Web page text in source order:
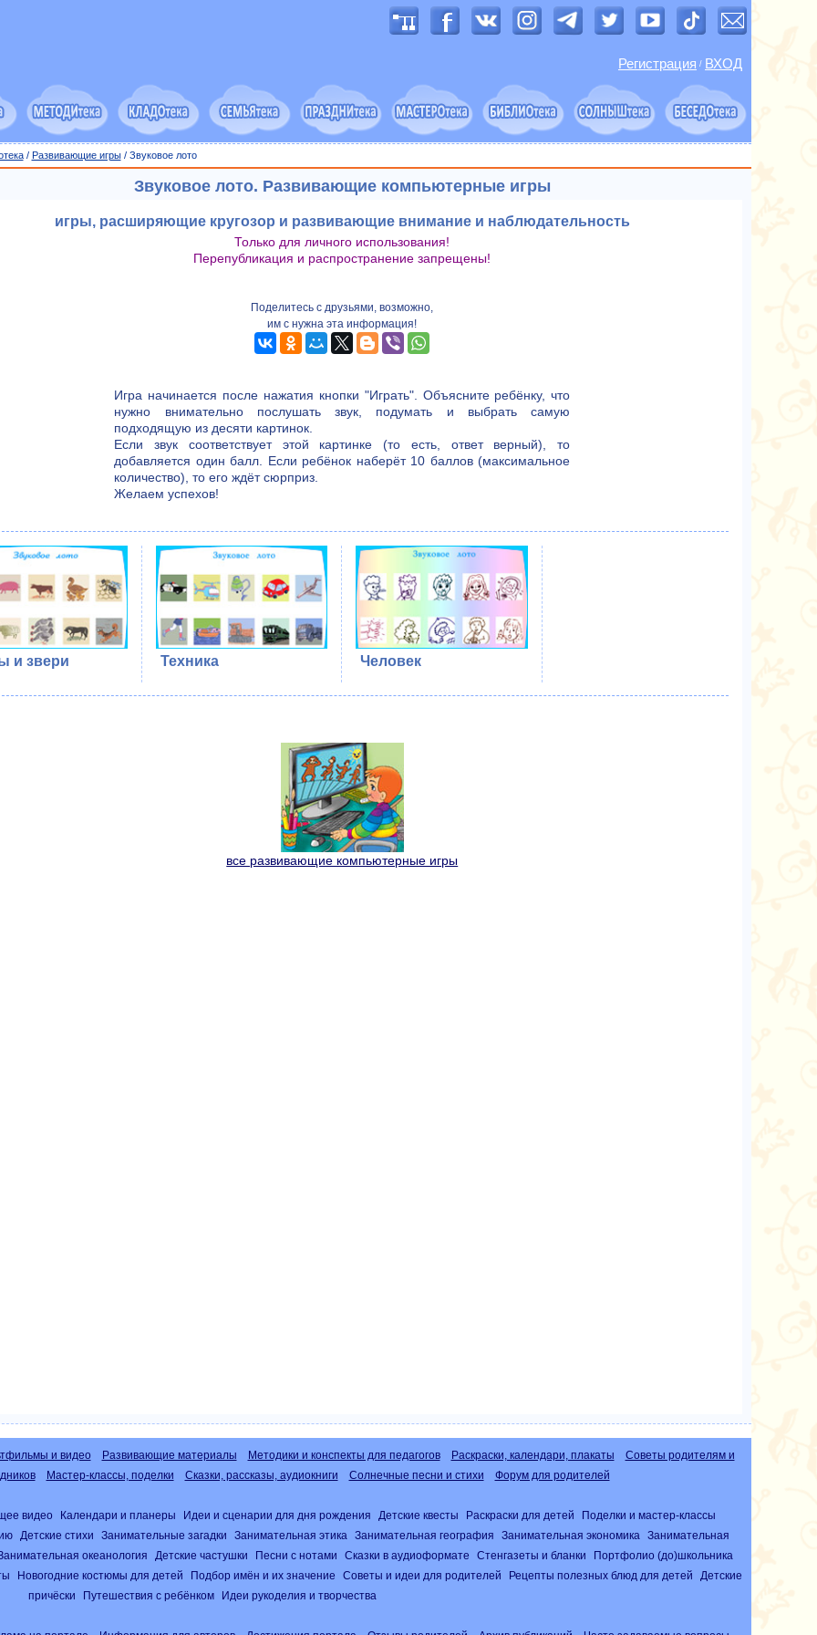
Регистрация / ВХОД
/ Развивающие игры/ Звуковое лото
Звуковое лото. Развивающие компьютерные игры
игры, расширяющие кругозор и развивающие внимание и наблюдательность
Только для личного использования!
Перепубликация и распространение запрещены!
Поделитесь с друзьями, возможно,
им с нужна эта информация!
Игра начинается после нажатия кнопки "Играть". Объясните ребёнку, что
нужно внимательно послушать звук, подумать и выбрать самую
подходящую из десяти картинок.
Если звук соответствует этой картинке (то есть, ответ верный), то
добавляется один балл. Если ребёнок наберёт 10 баллов (максимальное
количество), то его ждёт сюрприз.
Желаем успехов!
и звери Техника Человек
все развивающие компьютерные игры
и видео Развивающие материалы Методики и конспекты для педагогов Раскраски, календари, плакаты
Советы родителям и
Мастер-классы, поделки Сказки, рассказы, аудиокниги Солнечные песни и стихи Форум для родителей
видео Календари и планеры Идеи и сценарии для дня рождения Детские квесты Раскраски для детей
Поделки и мастер-классы
Детские стихи Занимательные загадки Занимательная этика Занимательная география Занимательная экономика
Занимательная
океанология
Детские частушки Песни с нотами Сказки в аудиоформате Стенгазеты и бланки
Портфолио (до)школьника
Новогодние костюмы для детей Подбор имён и их значение Советы и идеи для родителей Рецепты полезных блюд для детей
Детские
причёски
Путешествия с ребёнком Идеи рукоделия и творчества